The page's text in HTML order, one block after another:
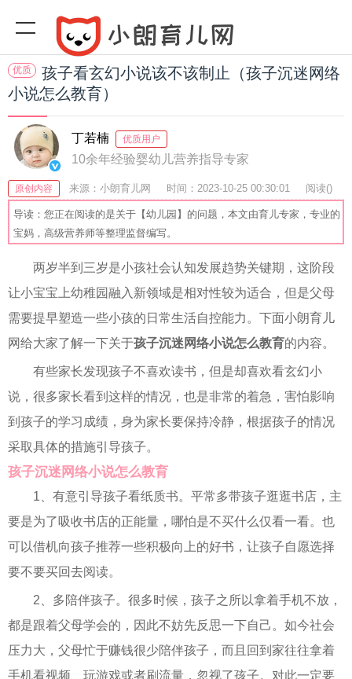
优质
孩子看玄幻小说该不该制止（孩子沉迷网络
小说怎么教育）
丁若楠 优质用户
10余年经验婴幼儿营养指导专家
原创内容 来源：小朗育儿网 时间：2023-10-25 00:30:01 阅读()
收藏：31 分享：69 爆
导读：您正在阅读的是关于【幼儿园】的问题，本文由育儿专家，专业的
宝妈，高级营养师等整理监督编写。
两岁半到三岁是小孩社会认知发展趋势关键期，这阶段
让小宝宝上幼稚园融入新领域是相对性较为适合，但是父母
需要提早塑造一些小孩的日常生活自控能力。下面小朗育儿
网给大家了解一下关于孩子沉迷网络小说怎么教育的内容。
有些家长发现孩子不喜欢读书，但是却喜欢看玄幻小
说，很多家长看到这样的情况，也是非常的着急，害怕影响
到孩子的学习成绩，身为家长要保持冷静，根据孩子的情况
采取具体的措施引导孩子。
孩子沉迷网络小说怎么教育
1、有意引导孩子看纸质书。平常多带孩子逛逛书店，主
要是为了吸收书店的正能量，哪怕是不买什么仅看一看。也
可以借机向孩子推荐一些积极向上的好书，让孩子自愿选择
要不要买回去阅读。
2、多陪伴孩子。很多时候，孩子之所以拿着手机不放，
都是跟着父母学会的，因此不妨先反思一下自己。如今社会
压力大，父母忙于赚钱很少陪伴孩子，而且回到家往往拿着
手机看视频、玩游戏或者刷流量，忽视了孩子。对此一定要